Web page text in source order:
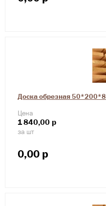
Доска обрезная
Цена
1840,00 р
за шт
0,00 р